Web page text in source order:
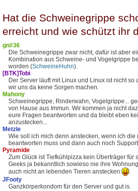
Hat die Schweinegrippe
erreicht und wie schützt ihr
gn#36
Die Schweinegrippe zwar nicht, dafür ist aber
Kombination aus Schweine- und Vogelgrippe
worden (SchweineHuhn).
[BTK]Tobi
Der Server läuft mit Linux und Linux ist nicht
wir uns da keine Sorgen machen.
Mahony
Schweinegrippe, Rinderwahn, Vogelgrippe...
von Hause aus Immun. Wir kommen ja nicht
eure Fragen beantworten und da bleibt eben
anzustecken...
Metzle
Wie soll ich mich denn anstecken, wenn ich die
beantworten muss und dann auch noch
Pyramide
Zum Glück ist Tiefkühlpizza kein Überträger für
Geeks ja bekanntlich sowieso nie ihre
auch nicht an lebenden Tieren anstecken
.
JFooty
Ganzkörperkondom für den Server und gut is.